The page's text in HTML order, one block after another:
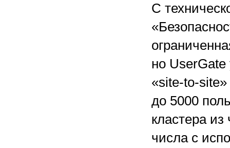
С
но UserGate
«site-to-
до 5000
кластера
числа с